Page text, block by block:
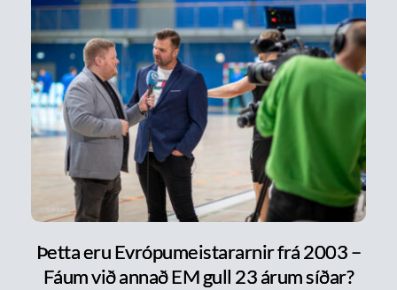
Þetta eru Evrópumeistararnir frá 2003 –
Fáum við annað EM gull 23 árum síðar?